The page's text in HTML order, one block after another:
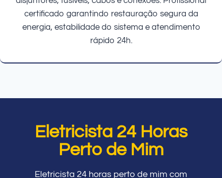
certificado garantindo restauração segura da
energia, estabilidade do sistema e atendimento
rápido 24h.
Eletricista 24 Horas
Perto de Mim
Eletricista 24 horas perto de mim com